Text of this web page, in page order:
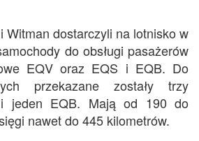
Witman dostarczyli na lotnisko w
do obsługi pasażerów
EQV oraz EQS i EQB. Do
przekazane zostały trzy
jeden EQB. Mają od 190 do
nawet do 445 kilometrów.